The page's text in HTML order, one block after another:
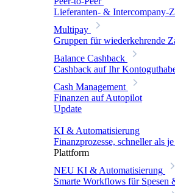
Lieferanten- & Intercompany-
Multipay
Gruppen für wiederkehrende
Balance Cashback
Cashback auf Ihr
Cash Management
Finanzen auf Autopilot
Update
KI & Automatisierung
Finanzprozesse, schneller als
Plattform
NEU KI & Automatisierung
Smarte Workflows für Spesen